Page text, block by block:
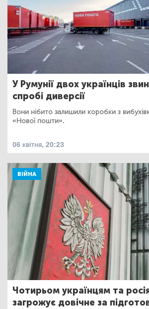
У Румунії двох українців
спробі диверсії
Вони нібито залишили коробки з
«Нової пошти».
06 квітня, 20:23
ВІЙНА
Чотирьом українцям та
загрожує довічне за